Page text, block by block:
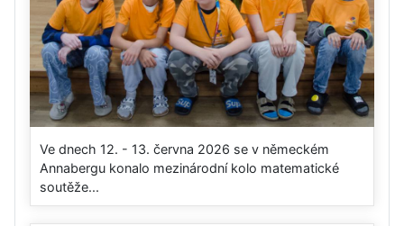
Ve dnech 12. - 13. června 2026 se v německém
Annabergu konalo mezinárodní kolo matematické
soutěže...